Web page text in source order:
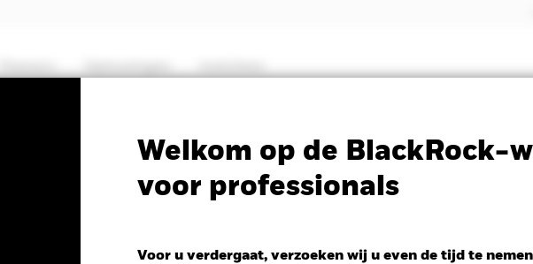
Welkom op de BlackRock-
voor professionals
Voor u verdergaat, verzoeken wij u even de tijd te
PRIIP KID Factsheet Prospectus
Systematic Global Equity